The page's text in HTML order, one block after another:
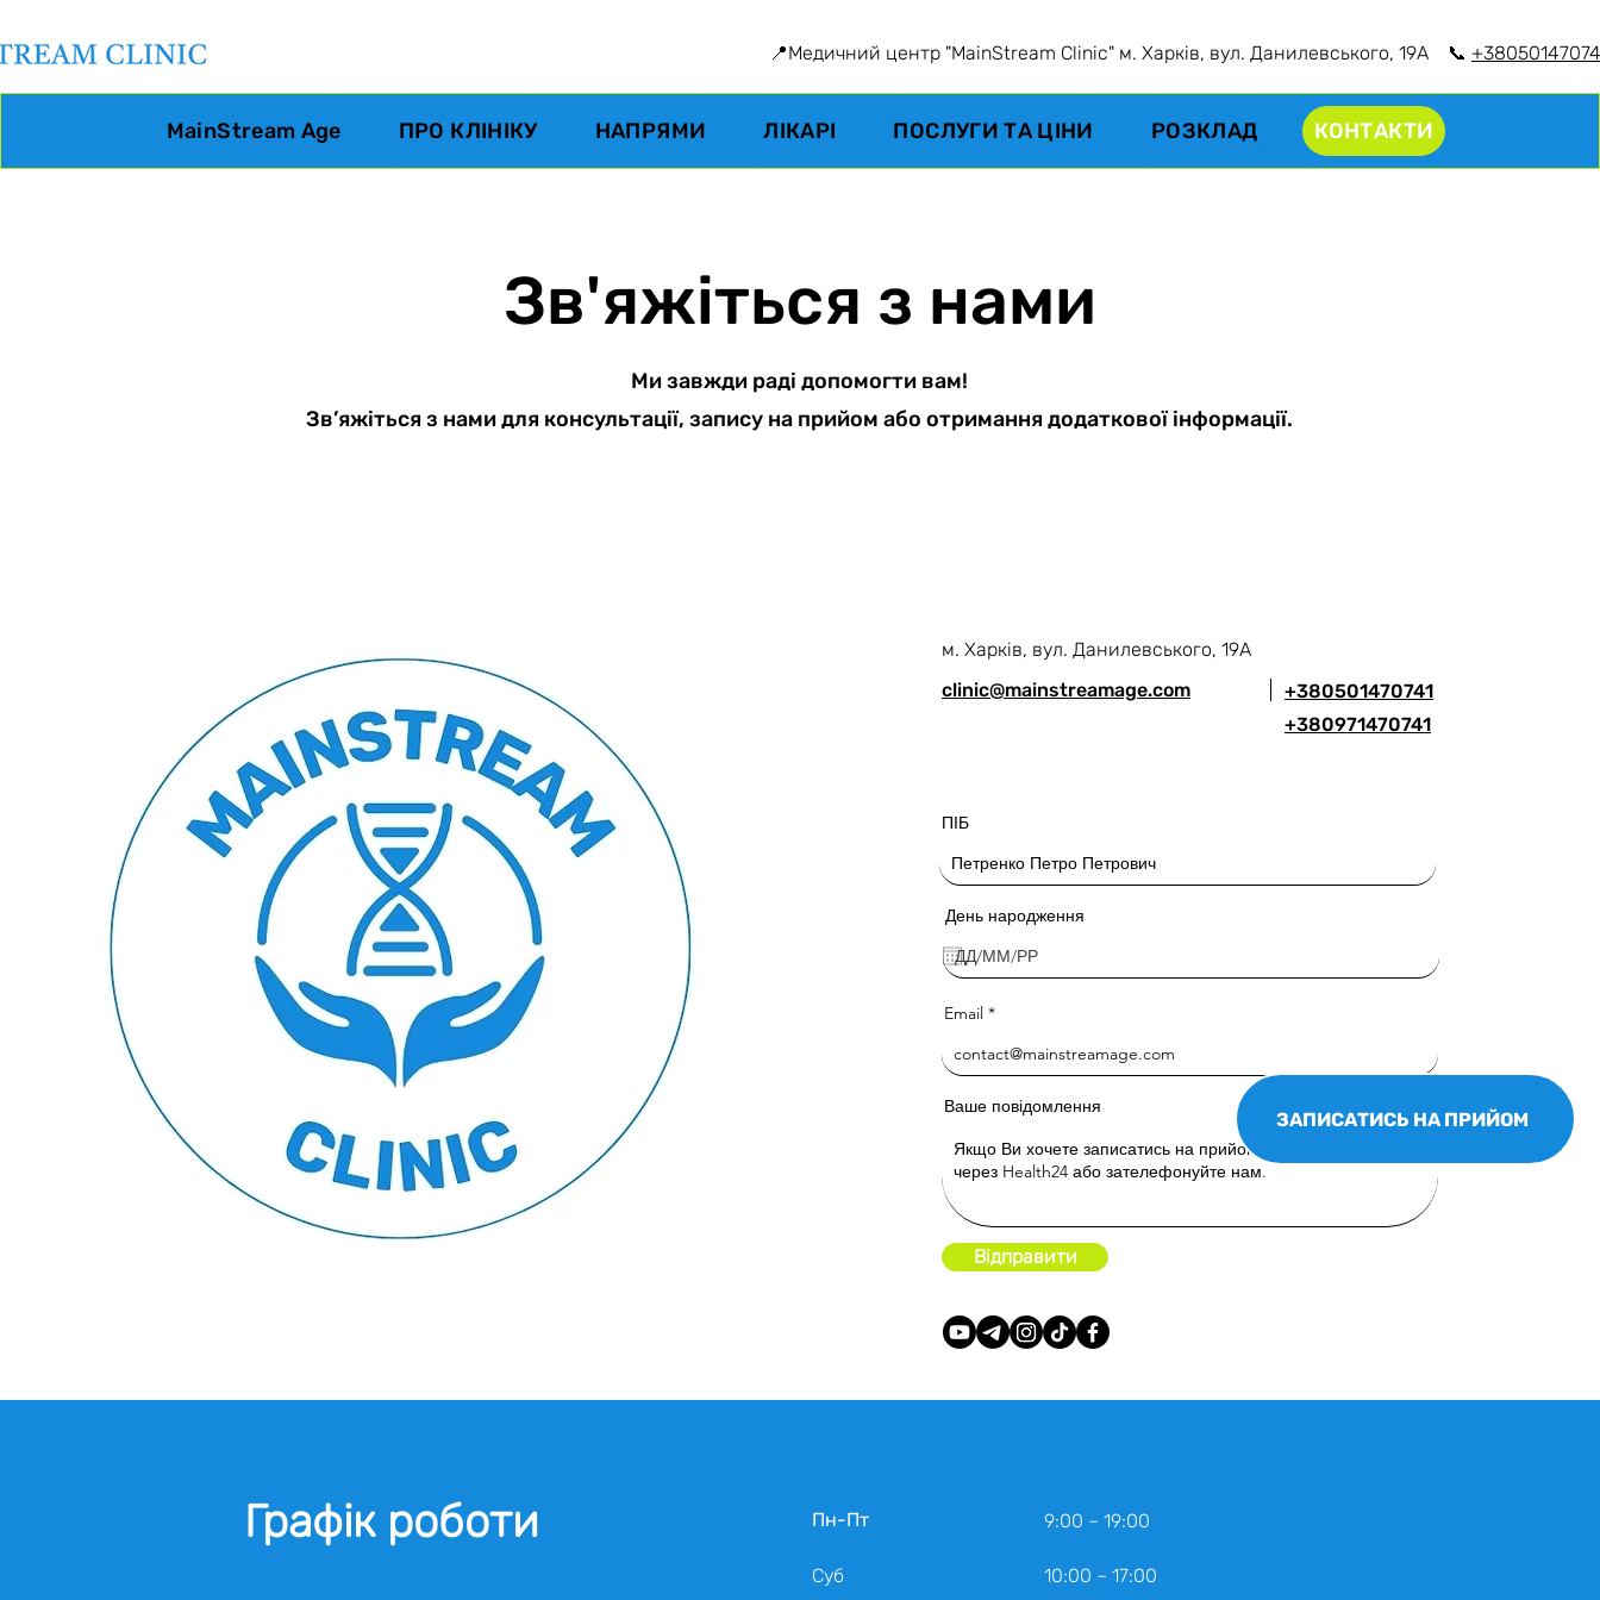
ЗАПИСАТИСЬ НА ПРИЙОМ
📍Медичний центр "MainStream Clinic" м. Харків, вул. Данилевського, 19А 📞
MainStream Age ПРО КЛІНІКУ НАПРЯМИ ЛІКАРІ ПОСЛУГИ ТА ЦІНИ РОЗКЛАД КОНТАКТИ
Зв'яжіться з нами
Ми завжди раді допомогти вам!
Зв’яжіться з нами для консультації, запису на прийом або отримання додаткової інформації.
м. Харків, вул. Данилевського, 19А
clinic@mainstreamage.com
+380501470741
+380971470741
ПІБ
День народження
Email
Ваше повідомлення
Відправити
Графік роботи Пн-Пт
Суб
9:00 – 19:00
10:00 – 17:00